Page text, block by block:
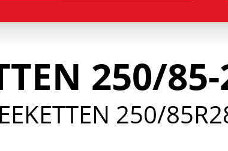
250/
250/